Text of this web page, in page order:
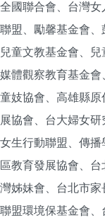
國聯合會、台灣女
盟、勵馨基金會
童文教基金會、
體觀察教育基金
妓協會、高雄縣
協會、台大婦女
生行動聯盟、傳
教育發展協會、
姊妹會、台北市
盟環境保基金會